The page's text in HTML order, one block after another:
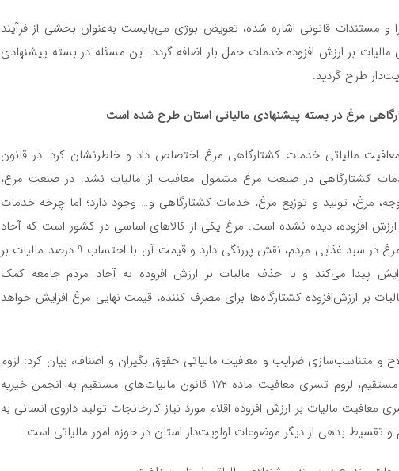
و مستندات قانونی اشاره شده، تعویض بوژی می‌بایست به‌عنوان بخشی از فرآیند
بر ارزش افزوده خدمات حمل بار اضافه گردد. این مسئله در بسته پیشنهادی
طرح گردید.
مرغ در بسته پیشنهادی مالیاتی استان طرح شده است
مالیاتی خدمات کشتارگاهی مرغ اختصاص داد و خاطرنشان کرد: در قانون
بر ارزش افزوده سال 1400، خدمات کشتارگاهی در صنعت مرغ مشمول معافیت از مالیات نشد. در صنعت مرغ،
مرغ، تولید و توزیع مرغ، خدمات کشتارگاهی و… وجود دارد؛ اما چرخه خدمات
افزوده، دیده نشده است. مرغ یکی از کالاهای اساسی در کشور است که آحاد
جامعه از آن استفاده می‌کنند. گوشت مرغ در سبد غذایی مردم، نقش پررنگی دارد و قیمت آن با احتساب 9 درصد مالیات بر
پیدا می‌کند و با حذف مالیات بر ارزش افزوده به آحاد مردم جامعه کمک
احتساب 9 درصد مالیات بر ارزش‌افزوده کشتارگاه‌ها برای مصرف کننده، قیمت نهایی مرغ افزایش خواهد
و متناسب‌سازی ضرایب و معافیت مالیاتی حقوق بگیران و اصناف، بیان کرد: لزوم
افزایش سقف ماده 186 قانون مالیات‌ مستقیم، لزوم تسری معافیت ماده ۱۷۲ قانون مالیات‌های مستقیم به انجمن خیریه
مالیات بر ارزش افزوده اقلام مورد نیاز کارخانجات تولید داروی انسانی به
تقسیط بدهی از دیگر موضوعات اولویت‌دار استان در حوزه امور مالیاتی است.